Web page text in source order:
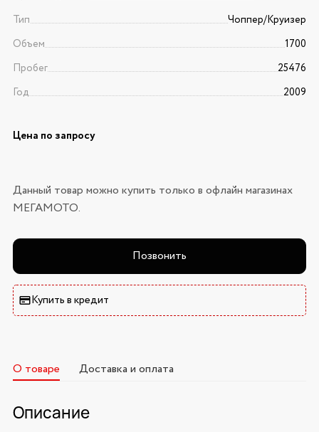
Тип
Чоппер/Круизер
Объем
1700
Пробег
25476
Год
2009
Цена по запросу
Данный товар можно купить только в офлайн магазинах
МЕГАМОТО.
Позвонить
Купить в кредит
О товаре Доставка и оплата
Описание